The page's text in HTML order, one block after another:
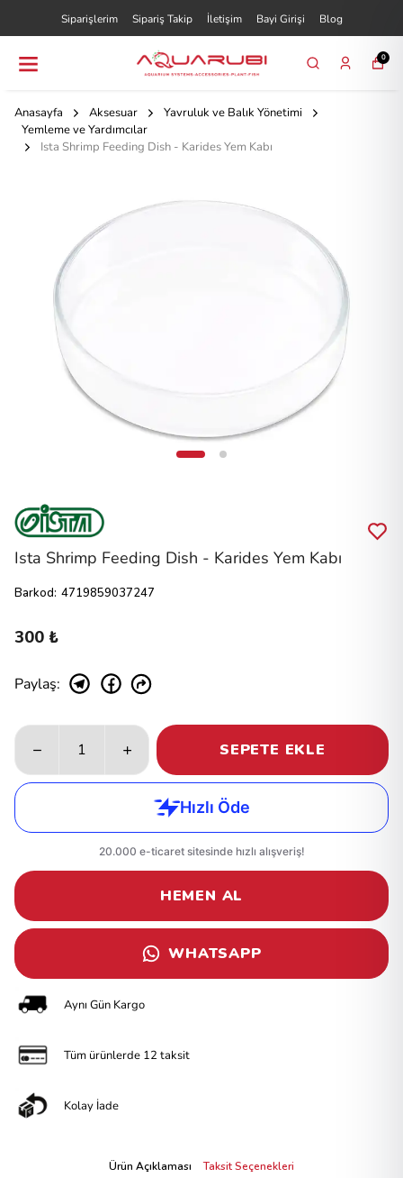
Siparişlerim Sipariş Takip İletişim Bayi Girişi Blog
0
Anasayfa Aksesuar
Yavruluk ve Balık Yönetimi
Yemleme ve Yardımcılar
Ista Shrimp Feeding Dish - Karides Yem Kabı
Ista Shrimp Feeding Dish - Karides Yem Kabı
Barkod: 4719859037247
300 ₺
Paylaş:
SEPETE EKLE
HEMEN AL
WHATSAPP
Aynı Gün Kargo
Tüm ürünlerde 12 taksit
Kolay İade
Ürün Açıklaması Taksit Seçenekleri